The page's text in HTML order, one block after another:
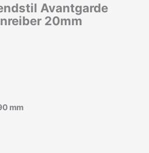
Avantgarde
20mm
mm